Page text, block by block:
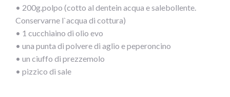
• 200g.polpo (cotto al dentein acqua e salebollente.
Conservarne l`acqua di cottura)
• 1 cucchiaino di olio evo
• una punta di polvere di aglio e peperoncino
• un ciuffo di prezzemolo
• pizzico di sale